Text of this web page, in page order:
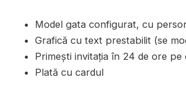
Model gata configurat, cu
Grafică cu text prestabilit (se
Primești invitația în 24 de ore pe
Plată cu cardul